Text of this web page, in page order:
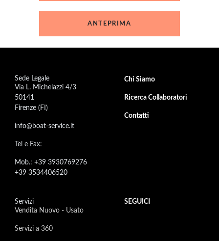
Sede Legale
Via L. Michelazzi 4/3
50141
Firenze (FI)
info@boat-service.it
Tel e Fax:
Mob.: +39 3930769276
+39 3534406520
Footer secondary menu
Chi Siamo
Ricerca Collaboratori
Contatti
Servizi
Vendita Nuovo - Usato
Servizi a 360
SEGUICI